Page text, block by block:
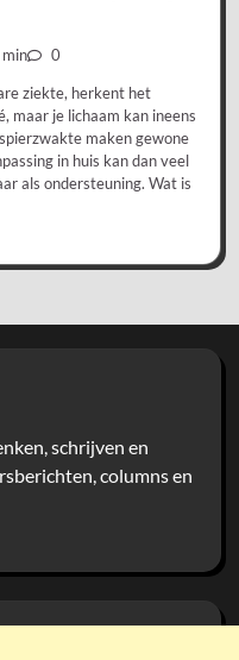
0
ziekte, herkent het
maar je lichaam kan ineens
maken gewone
in huis kan dan veel
als ondersteuning. Wat is
schrijven en
columns en